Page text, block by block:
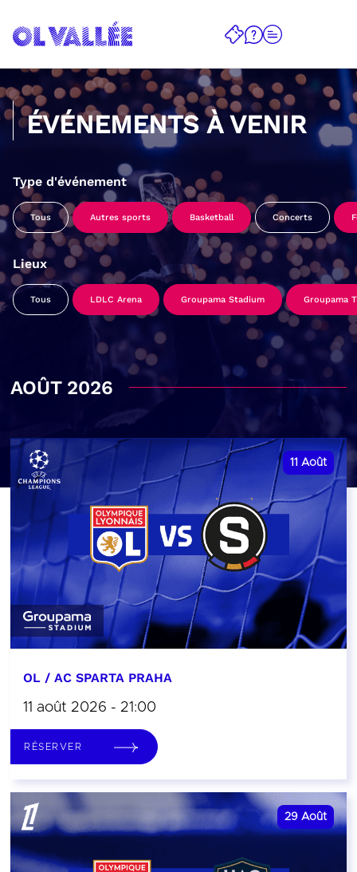
ÉVÉNEMENTS À VENIR
Type d'événement
Tous Autres sports Basketball Concerts
Lieux
Tous LDLC Arena Groupama Stadium Groupama
AOÛT 2026
11 Août
OL / AC SPARTA PRAHA
11 août 2026 - 21:00
RÉSERVER
29 Août